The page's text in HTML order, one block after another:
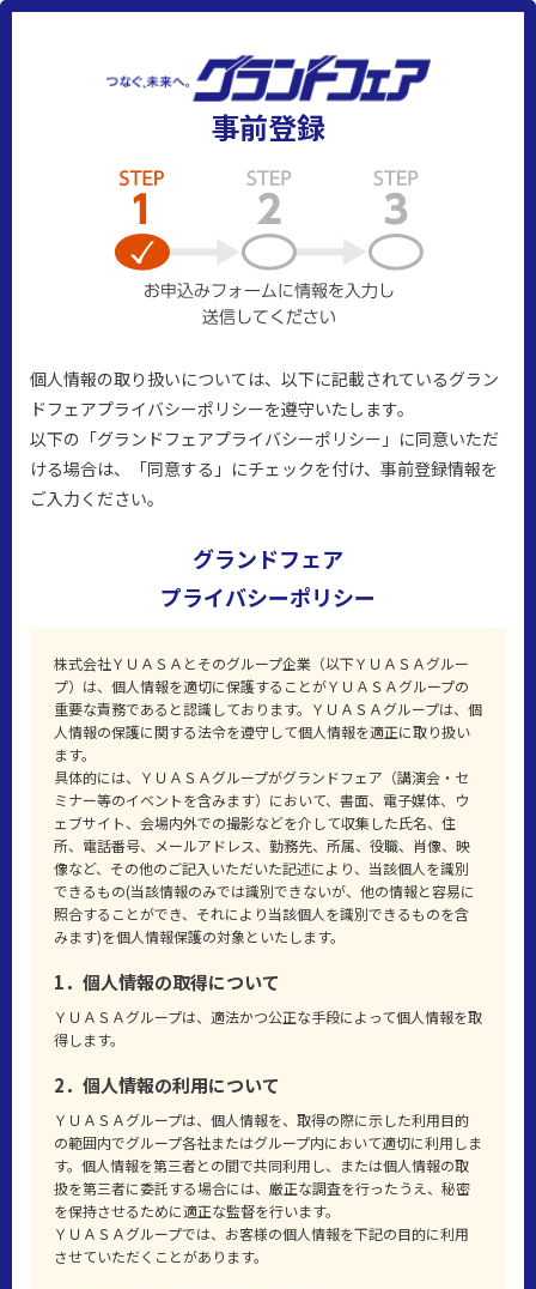
事前登録
個人情報の取り扱いについては、以下に記載されているグラン
ドフェアプライバシーポリシーを遵守いたします。
以下の「グランドフェアプライバシーポリシー」に同意いただ
ける場合は、「同意する」にチェックを付け、事前登録情報を
ご入力ください。
グランドフェア
プライバシーポリシー
株式会社ＹＵＡＳＡとそのグループ企業（以下ＹＵＡＳＡグルー
プ）は、個人情報を適切に保護することがＹＵＡＳＡグループの
重要な責務であると認識しております。ＹＵＡＳＡグループは、個
人情報の保護に関する法令を遵守して個人情報を適正に取り扱い
ます。
具体的には、ＹＵＡＳＡグループがグランドフェア（講演会・セ
ミナー等のイベントを含みます）において、書面、電子媒体、ウ
ェブサイト、会場内外での撮影などを介して収集した氏名、住
所、電話番号、メールアドレス、勤務先、所属、役職、肖像、映
像など、その他のご記入いただいた記述により、当該個人を識別
できるもの(当該情報のみでは識別できないが、他の情報と容易に
照合することができ、それにより当該個人を識別できるものを含
みます)を個人情報保護の対象といたします。
1．個人情報の取得について
ＹＵＡＳＡグループは、適法かつ公正な手段によって個人情報を取
得します。
2．個人情報の利用について
ＹＵＡＳＡグループは、個人情報を、取得の際に示した利用目的
の範囲内でグループ各社またはグループ内において適切に利用しま
す。個人情報を第三者との間で共同利用し、または個人情報の取
扱を第三者に委託する場合には、厳正な調査を行ったうえ、秘密
を保持させるために適正な監督を行います。
ＹＵＡＳＡグループでは、お客様の個人情報を下記の目的に利用
させていただくことがあります。